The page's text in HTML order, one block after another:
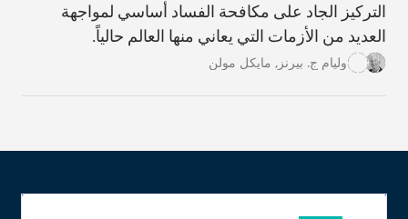
التركيز الجاد على مكافحة الفساد أساسي لمواجهة
العديد من الأزمات التي يعاني منها العالم حالياً.
وليام ج. بيرنز , مايكل مولن